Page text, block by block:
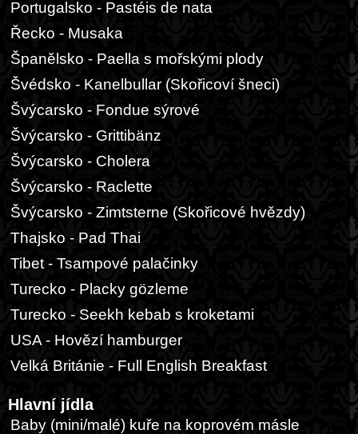
Portugalsko - Pastéis de nata
Řecko - Musaka
Španělsko - Paella s mořskými plody
Švédsko - Kanelbullar (Skořicoví šneci)
Švýcarsko - Fondue sýrové
Švýcarsko - Grittibänz
Švýcarsko - Cholera
Švýcarsko - Raclette
Švýcarsko - Zimtsterne (Skořicové hvězdy)
Thajsko - Pad Thai
Tibet - Tsampové palačinky
Turecko - Placky gözleme
Turecko - Seekh kebab s kroketami
USA - Hovězí hamburger
Velká Británie - Full English Breakfast
Hlavní jídla
Baby (mini/malé) kuře na koprovém másle